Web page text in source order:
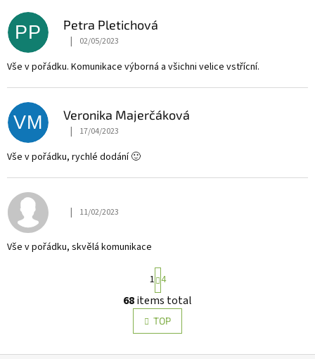
PP Petra Pletichová
The store rating is 5 out of 5 stars.
| 02/05/2023
Vše v pořádku. Komunikace výborná a všichni velice vstřícní.
VM Veronika Majerčáková
The store rating is 5 out of 5 stars.
| 17/04/2023
Vše v pořádku, rychlé dodání 🙂
The store rating is 5 out of 5 stars.
| 11/02/2023
Vše v pořádku, skvělá komunikace
L
i
s
P
a
g
i
n
a
1 4
68items total
TOP